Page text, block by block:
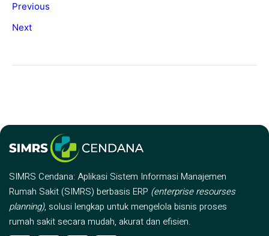
Previous
Next
SIMRS Cendana: Aplikasi Sistem Informasi Manajemen
Rumah Sakit (SIMRS) berbasis ERP (enterprise resourses
planning), solusi lengkap untuk mengelola bisnis proses
rumah sakit secara mudah, akurat dan efisien.